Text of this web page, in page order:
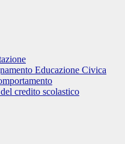
Educazione Civica
credito scolastico